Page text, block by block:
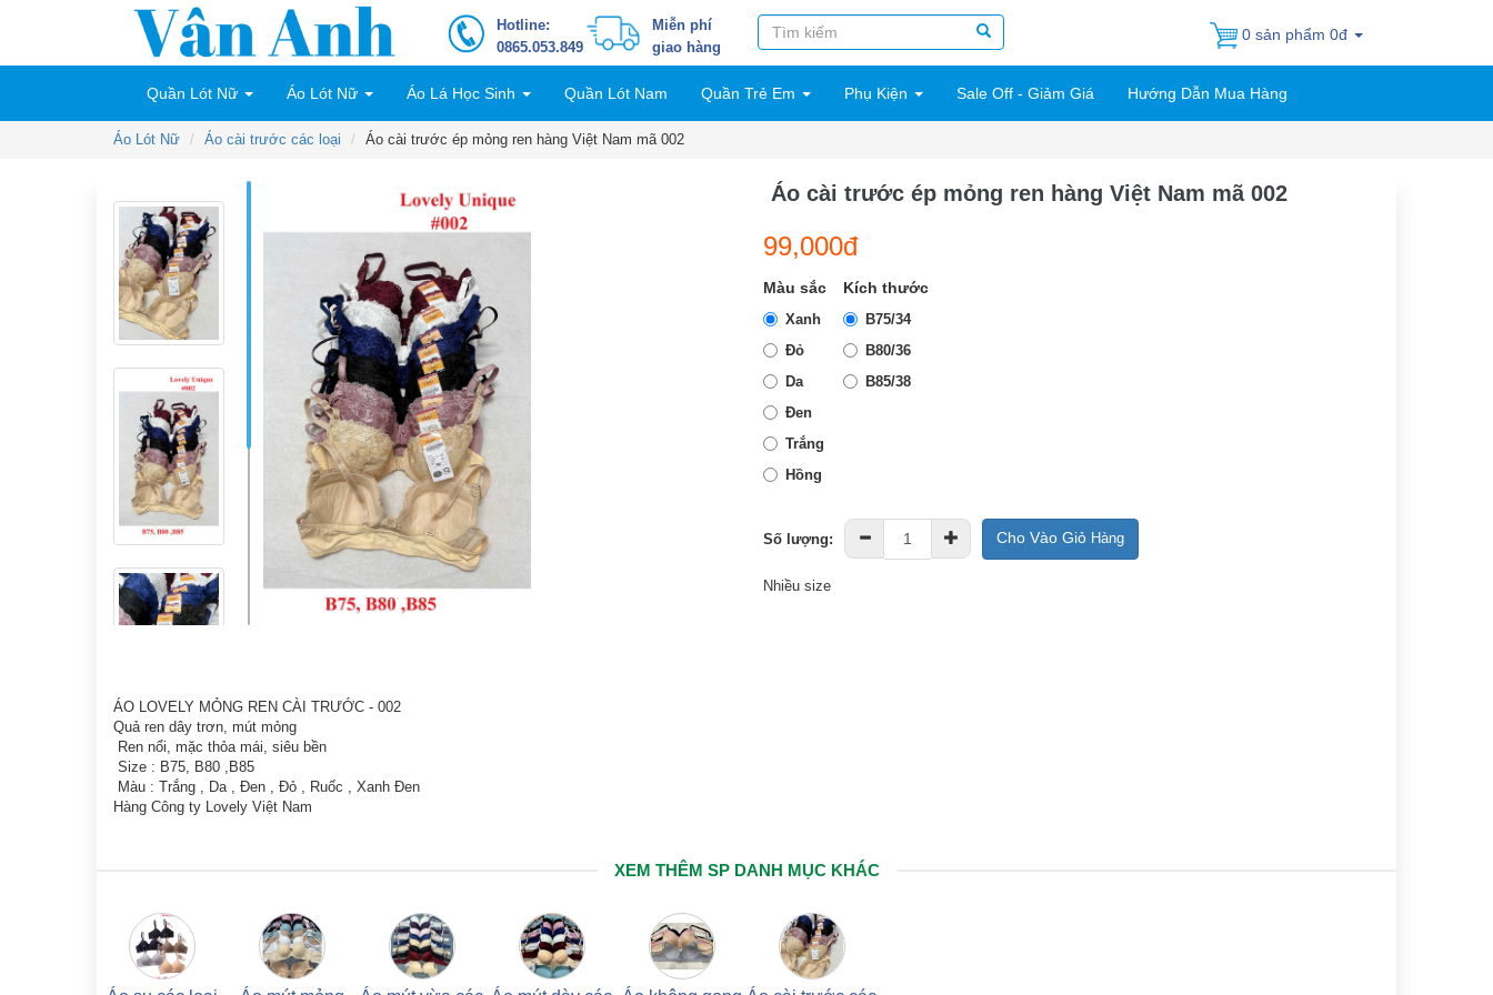
Hotline:
0865.053.849
Miễn phí
giao hàng
0 sản phẩm 0đ
Quần Lót Nữ Áo Lót Nữ Áo Lá Học Sinh Quần Lót Nam Quần Trẻ Em Phụ Kiện Sale Off - Giảm Giá Hướng Dẫn Mua Hàng
Áo Lót Nữ Áo cài trước các loại Áo cài trước ép mỏng ren hàng Việt Nam mã 002
Áo cài trước ép mỏng ren hàng Việt Nam mã 002
99,000đ
Màu sắc
Xanh
Đỏ
Da
Đen
Trắng
Hồng
Kích thước
B75/34
B80/36
B85/38
Số lượng: Cho Vào Giỏ Hàng
Nhiều size
ÁO LOVELY MỎNG REN CÀI TRƯỚC - 002
Quả ren dây trơn, mút mỏng
Ren nổi, mặc thỏa mái, siêu bền
Size : B75, B80 ,B85
Màu : Trắng , Da , Đen , Đỏ , Ruốc , Xanh Đen
Hàng Công ty Lovely Việt Nam
XEM THÊM SP DANH MỤC KHÁC